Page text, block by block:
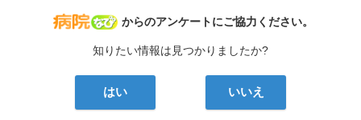
病院なび
からのアンケートにご協力ください。
知りたい情報は見つかりましたか?
はい いいえ